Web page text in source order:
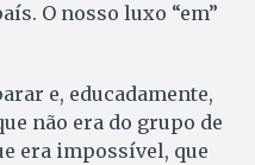
O nosso luxo “em”
e, educadamente,
não era do grupo de
era impossível, que